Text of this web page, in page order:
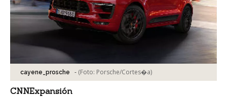
cayene_prosche - (Foto: Porsche/Cortes�a)
CNNExpansión